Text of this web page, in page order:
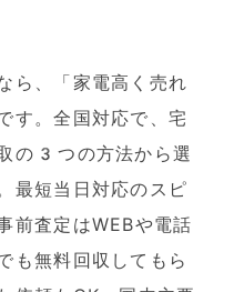
ら、「家電高く売れ
す。全国対応で、宅
の3つの方法から選
最短当日対応のスピ
前査定はWEBや電話
も無料回収してもら